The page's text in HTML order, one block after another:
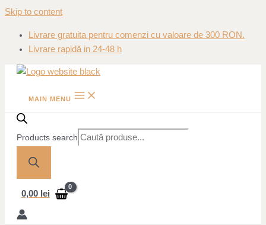
Skip to content
Livrare gratuita pentru comenzi cu valoare de 300 RON.
Livrare rapidă in 24-48 h
MAIN MENU
Products search
0,00 lei